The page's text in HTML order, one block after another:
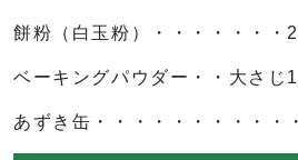
餅粉（白玉粉）・・・・・・・
ベーキングパウダー・・大さじ
あずき缶・・・・・・・・・・